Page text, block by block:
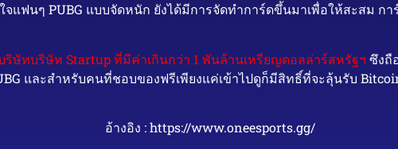
แฟนๆ PUBG แบบจัดหนัก ยังได้มีการจัดทำการ์ดขึ้นมาเพื่อให้สะสม ก
ริษัทบริษัท Startup ที่มีค่าเกินกว่า 1 พันล้านเหรียญดอลล่าร์สหรัฐฯ ซึงถื
และสำหรับคนที่ชอบของฟรีเพียงแค่เข้าไปดูก็มีสิทธิ์ที่จะลุ้นรับ
อ้างอิง : https://www.oneesports.gg/